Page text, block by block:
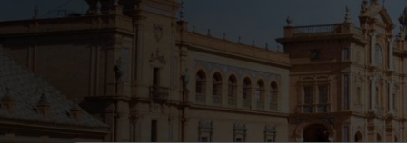
Hotéis
Voos + Hotel